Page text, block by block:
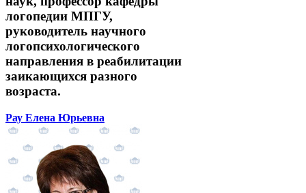
логопедии МПГУ,
руководитель научного
логопсихологического
направления в реабилитации
заикающихся разного
возраста.
Рау Елена Юрьевна